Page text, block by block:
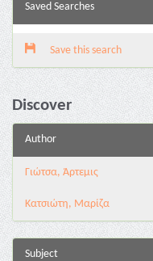
Saved Searches
Save this search
Discover
Author
Γιώτσα, Άρτεμις
Κατσιώτη, Μαρίζα
Subject